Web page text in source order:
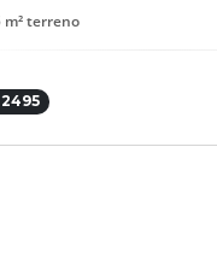
m² terreno